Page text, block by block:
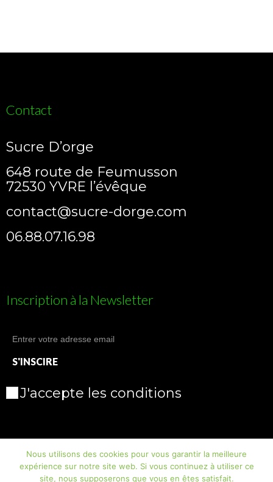
Contact
Sucre D’orge
648 route de Feumusson
72530 YVRE l’évêque
contact@sucre-dorge.com
06.88.07.16.98
Inscription à la Newsletter
J'accepte les conditions
Nous utilisons des cookies pour vous garantir la meilleure
expérience sur notre site web. Si vous continuez à utiliser ce
site, nous supposerons que vous en êtes satisfait.